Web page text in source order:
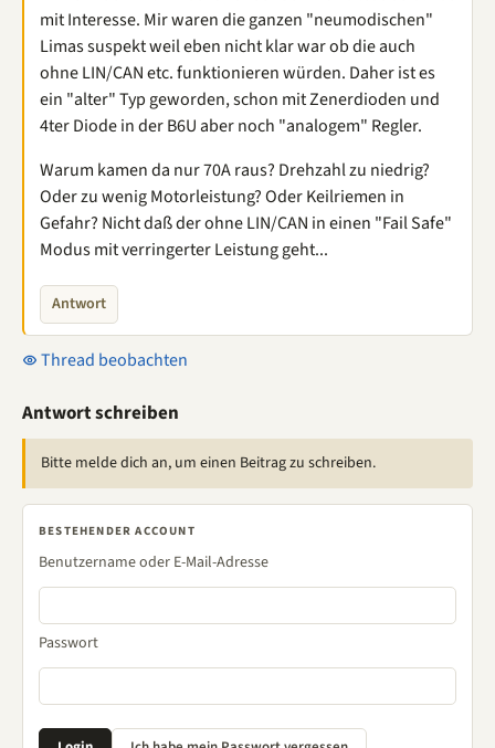
mit Interesse. Mir waren die ganzen "neumodischen"
Limas suspekt weil eben nicht klar war ob die auch
ohne LIN/CAN etc. funktionieren würden. Daher ist es
ein "alter" Typ geworden, schon mit Zenerdioden und
4ter Diode in der B6U aber noch "analogem" Regler.
Warum kamen da nur 70A raus? Drehzahl zu niedrig?
Oder zu wenig Motorleistung? Oder Keilriemen in
Gefahr? Nicht daß der ohne LIN/CAN in einen "Fail Safe"
Modus mit verringerter Leistung geht...
Antwort
Thread beobachten
Antwort schreiben
Bitte melde dich an, um einen Beitrag zu schreiben.
BESTEHENDER ACCOUNT
Benutzername oder E-Mail-Adresse
Passwort